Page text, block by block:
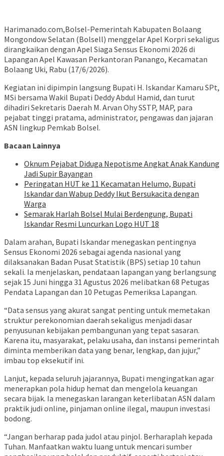
Harimanado.com,Bolsel-Pemerintah Kabupaten Bolaang
Mongondow Selatan (Bolsell) menggelar Apel Korpri sekaligus
dirangkaikan dengan Apel Siaga Sensus Ekonomi 2026 di
Lapangan Apel Kawasan Perkantoran Panango, Kecamatan
Bolaang Uki, Rabu (17/6/2026).
Kegiatan ini dipimpin langsung Bupati H. Iskandar Kamaru SPt,
MSi bersama Wakil Bupati Deddy Abdul Hamid, dan turut
dihadiri Sekretaris Daerah M. Arvan Ohy SSTP, MAP, para
pejabat tinggi pratama, administrator, pengawas dan jajaran
ASN lingkup Pemkab Bolsel.
Bacaan Lainnya
Oknum Pejabat Diduga Nepotisme Angkat Anak Kandung
Jadi Supir Bayangan
Peringatan HUT ke 11 Kecamatan Helumo, Bupati
Iskandar dan Wabup Deddy Ikut Bersukacita dengan
Warga
Semarak Harlah Bolsel Mulai Berdengung, Bupati
Iskandar Resmi Luncurkan Logo HUT 18
Dalam arahan, Bupati Iskandar menegaskan pentingnya
Sensus Ekonomi 2026 sebagai agenda nasional yang
dilaksanakan Badan Pusat Statistik (BPS) setiap 10 tahun
sekali. Ia menjelaskan, pendataan lapangan yang berlangsung
sejak 15 Juni hingga 31 Agustus 2026 melibatkan 68 Petugas
Pendata Lapangan dan 10 Petugas Pemeriksa Lapangan.
“Data sensus yang akurat sangat penting untuk memetakan
struktur perekonomian daerah sekaligus menjadi dasar
penyusunan kebijakan pembangunan yang tepat sasaran.
Karena itu, masyarakat, pelaku usaha, dan instansi pemerintah
diminta memberikan data yang benar, lengkap, dan jujur,”
imbau top eksekutif ini.
Lanjut, kepada seluruh jajarannya, Bupati mengingatkan agar
menerapkan pola hidup hemat dan mengelola keuangan
secara bijak. Ia menegaskan larangan keterlibatan ASN dalam
praktik judi online, pinjaman online ilegal, maupun investasi
bodong.
“Jangan berharap pada judol atau pinjol. Berharaplah kepada
Tuhan. Manfaatkan waktu luang untuk mencari sumber